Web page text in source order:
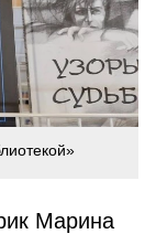
Марина